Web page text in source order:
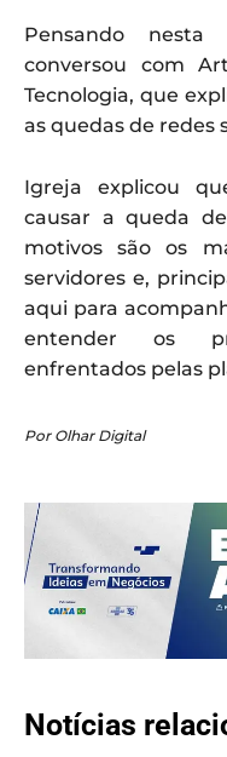
Pensando
conversou com
Tecnologia, que
as quedas de redes
Igreja explicou
causar a queda
motivos são os
servidores e,
aqui para
entender os
enfrentados pelas
Por Olhar Digital
Notícias